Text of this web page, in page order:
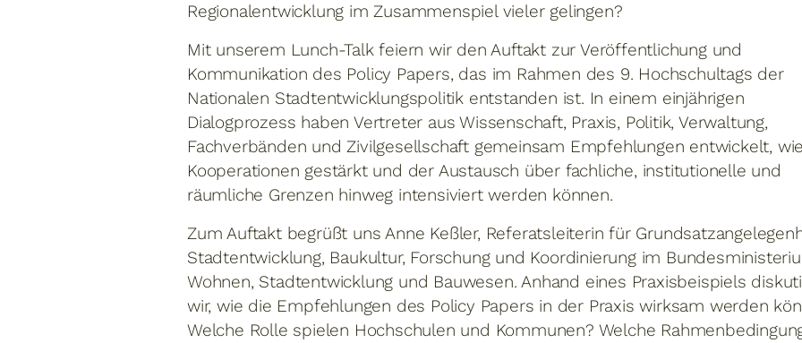
Regionalentwicklung im Zusammenspiel vieler gelingen?
Mit unserem Lunch-Talk feiern wir den Auftakt zur Veröffentlichung und
Kommunikation des Policy Papers, das im Rahmen des 9. Hochschultags der
Nationalen Stadtentwicklungspolitik entstanden ist. In einem einjährigen
Dialogprozess haben Vertreter aus Wissenschaft, Praxis, Politik, Verwaltung,
Fachverbänden und Zivilgesellschaft gemeinsam Empfehlungen entwickelt,
Kooperationen gestärkt und der Austausch über fachliche, institutionelle und
räumliche Grenzen hinweg intensiviert werden können.
Zum Auftakt begrüßt uns Anne Keßler, Referatsleiterin für
Stadtentwicklung, Baukultur, Forschung und Koordinierung im
Wohnen, Stadtentwicklung und Bauwesen. Anhand eines Praxisbeispiels
wir, wie die Empfehlungen des Policy Papers in der Praxis wirksam werden
Welche Rolle spielen Hochschulen und Kommunen? Welche